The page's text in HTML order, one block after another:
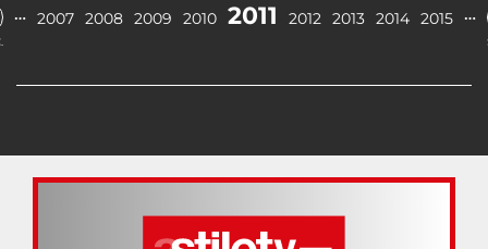
… 2007 2008 2009 2010 2011 2012 2013 2014 2015 …